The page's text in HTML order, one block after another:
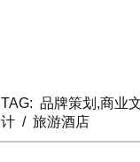
TAG: 品牌策划,商业
计 / 旅游酒店